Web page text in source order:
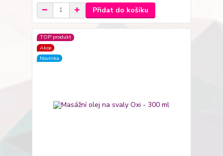
Přidat do košíku
TOP produkt
Akce
Novinka